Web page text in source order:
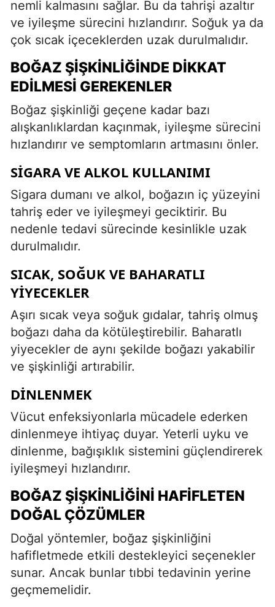
nemli kalmasını sağlar. Bu da tahrişi azaltır
ve iyileşme sürecini hızlandırır. Soğuk ya da
çok sıcak içeceklerden uzak durulmalıdır.
BOĞAZ ŞIŞKINLIĞINDE DIKKAT
EDILMESI GEREKENLER
Boğaz şişkinliği geçene kadar bazı
alışkanlıklardan kaçınmak, iyileşme sürecini
hızlandırır ve semptomların artmasını önler.
SIGARA VE ALKOL KULLANIMI
Sigara dumanı ve alkol, boğazın iç yüzeyini
tahriş eder ve iyileşmeyi geciktirir. Bu
nedenle tedavi sürecinde kesinlikle uzak
durulmalıdır.
SICAK, SOĞUK VE BAHARATLI
YIYECEKLER
Aşırı sıcak veya soğuk gıdalar, tahriş olmuş
boğazı daha da kötüleştirebilir. Baharatlı
yiyecekler de aynı şekilde boğazı yakabilir
ve şişkinliği artırabilir.
DINLENMEK
Vücut enfeksiyonlarla mücadele ederken
dinlenmeye ihtiyaç duyar. Yeterli uyku ve
dinlenme, bağışıklık sistemini güçlendirerek
iyileşmeyi hızlandırır.
BOĞAZ ŞIŞKINLIĞINI HAFIFLETEN
DOĞAL ÇÖZÜMLER
Doğal yöntemler, boğaz şişkinliğini
hafifletmede etkili destekleyici seçenekler
sunar. Ancak bunlar tıbbi tedavinin yerine
geçmemelidir.